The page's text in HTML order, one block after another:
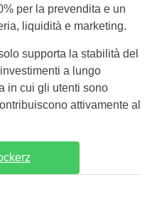
per la prevendita e un
liquidità e marketing.
supporta la stabilità del
a lungo
in cui gli utenti sono
attivamente al